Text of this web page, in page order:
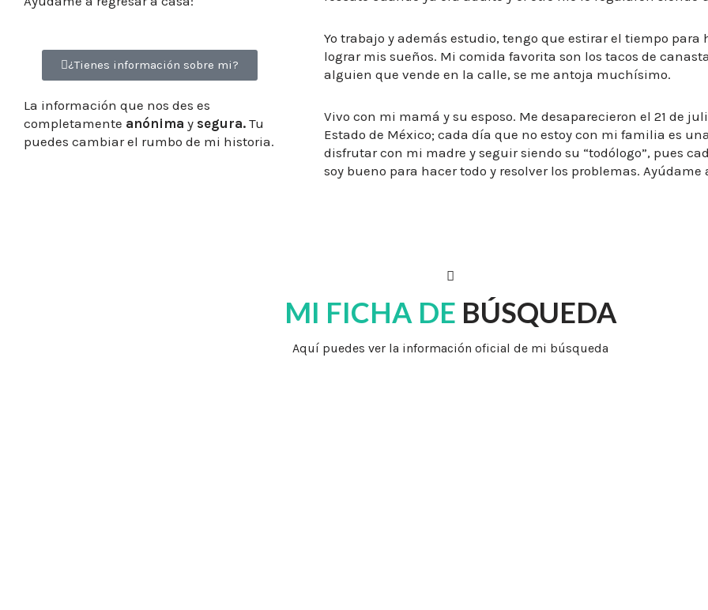
¿Tienes información sobre mi?
La información que nos des es
completamente anónima y segura. Tu
puedes cambiar el rumbo de mi historia.
Yo trabajo y además estudio, tengo que estirar el tiempo
lograr mis sueños. Mi comida favorita son los tacos de
alguien que vende en la calle, se me antoja muchísimo.
Vivo con mi mamá y su esposo. Me desaparecieron el 21 de
Estado de México; cada día que no estoy con mi familia es
disfrutar con mi madre y seguir siendo su “todólogo”, pues
soy bueno para hacer todo y resolver los problemas. Ayúdame
MI FICHA DE BÚSQUEDA
Aquí puedes ver la información oficial de mi búsqueda